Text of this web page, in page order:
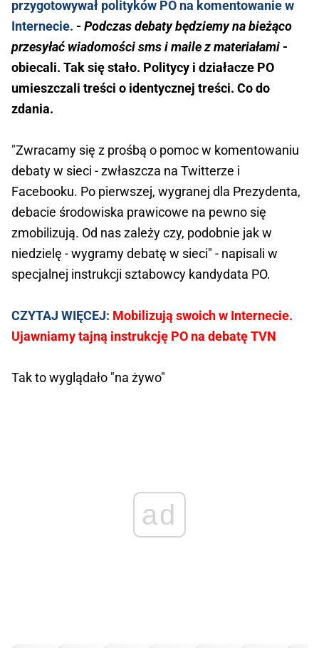
przygotowywał polityków PO na komentowanie w
Internecie. - Podczas debaty będziemy na bieżąco
przesyłać wiadomości sms i maile z materiałami -
obiecali. Tak się stało. Politycy i działacze PO
umieszczali treści o identycznej treści. Co do
zdania.
"Zwracamy się z prośbą o pomoc w komentowaniu
debaty w sieci - zwłaszcza na Twitterze i
Facebooku. Po pierwszej, wygranej dla Prezydenta,
debacie środowiska prawicowe na pewno się
zmobilizują. Od nas zależy czy, podobnie jak w
niedzielę - wygramy debatę w sieci" - napisali w
specjalnej instrukcji sztabowcy kandydata PO.
CZYTAJ WIĘCEJ: Mobilizują swoich w Internecie.
Ujawniamy tajną instrukcję PO na debatę TVN
Tak to wyglądało "na żywo"
ad